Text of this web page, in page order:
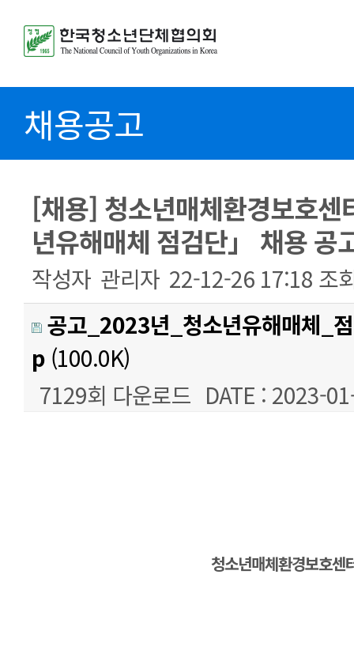
채용공고
[채용] 청소년매체환경보호
년유해매체 점검단」 채용 공
작성자 관리자 22-12-26 17:18 조
공고_2023년_청소년유해매체_
p (100.0K)
7129회 다운로드 DATE : 2023-
청소년매체환경보호센